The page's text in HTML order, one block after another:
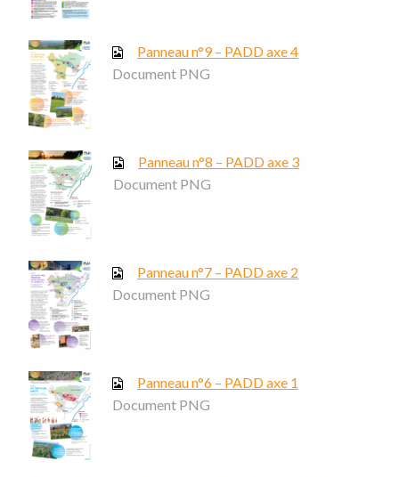
Panneau n°9 – PADD axe 4
Document PNG
Panneau n°8 – PADD axe 3
Document PNG
Panneau n°7 – PADD axe 2
Document PNG
Panneau n°6 – PADD axe 1
Document PNG